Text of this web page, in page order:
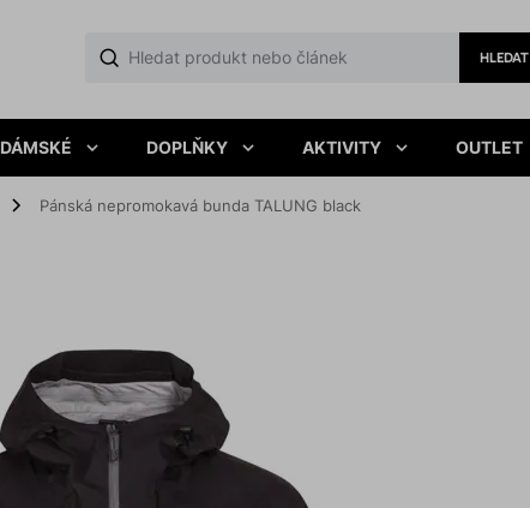
HLEDAT
DÁMSKÉ DOPLŇKY AKTIVITY OUTLET
Pánská nepromokavá bunda TALUNG black